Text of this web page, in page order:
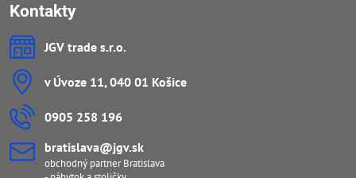
Kontakty
JGV trade s​.r​.o​.
v Úvoze 11, 040 01 Košice
0905 258 196
bratislava​@jgv​.sk
obchodný partner Bratislava